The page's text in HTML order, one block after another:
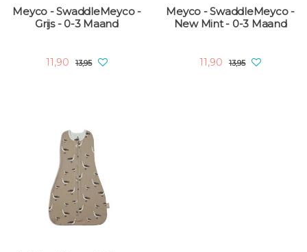
Meyco - SwaddleMeyco -
Grijs - 0-3 Maand
11,90 13,95
Meyco - SwaddleMeyco -
New Mint - 0-3 Maand
11,90 13,95